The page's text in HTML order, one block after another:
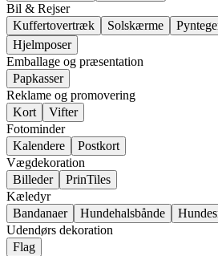
Bil & Rejser
Kuffertovertræk
Solskærme
Hjelmposer
Emballage og præsentation
Papkasser
Reklame og promovering
Kort
Vifter
Fotominder
Kalendere
Postkort
Vægdekoration
Billeder
PrinTiles
Kæledyr
Bandanaer
Hundehalsbånde
Udendørs dekoration
Flag